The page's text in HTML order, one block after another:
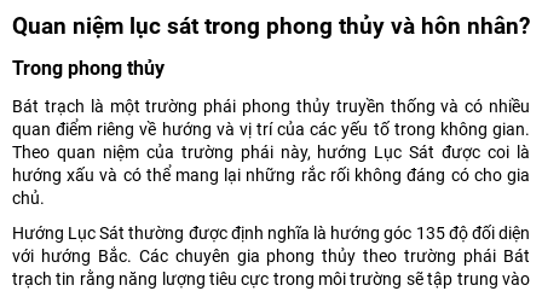
Quan niệm lục sát trong phong thủy và hôn nhân?
Trong phong thủy
Bát trạch là một trường phái phong thủy truyền thống và có nhiều
quan điểm riêng về hướng và vị trí của các yếu tố trong không gian.
Theo quan niệm của trường phái này, hướng Lục Sát được coi là
hướng xấu và có thể mang lại những rắc rối không đáng có cho gia
chủ.
Hướng Lục Sát thường được định nghĩa là hướng góc 135 độ đối diện
với hướng Bắc. Các chuyên gia phong thủy theo trường phái Bát
trạch tin rằng năng lượng tiêu cực trong môi trường sẽ tập trung vào